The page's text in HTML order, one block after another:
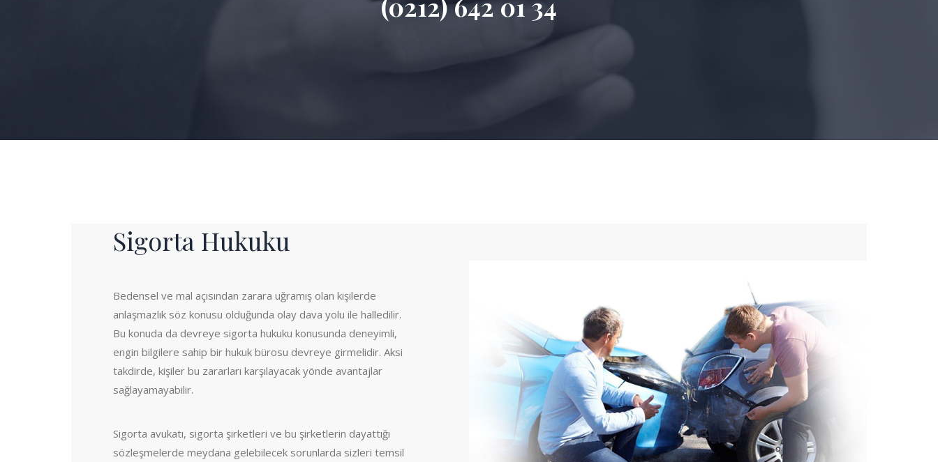
(0212) 642 01 34
Sigorta Hukuku
Bedensel ve mal açısından zarara uğramış olan kişilerde
anlaşmazlık söz konusu olduğunda olay dava yolu ile halledilir.
Bu konuda da devreye sigorta hukuku konusunda deneyimli,
engin bilgilere sahip bir hukuk bürosu devreye girmelidir. Aksi
takdirde, kişiler bu zararları karşılayacak yönde avantajlar
sağlayamayabilir.
Sigorta avukatı, sigorta şirketleri ve bu şirketlerin dayattığı
sözleşmelerde meydana gelebilecek sorunlarda sizleri temsil